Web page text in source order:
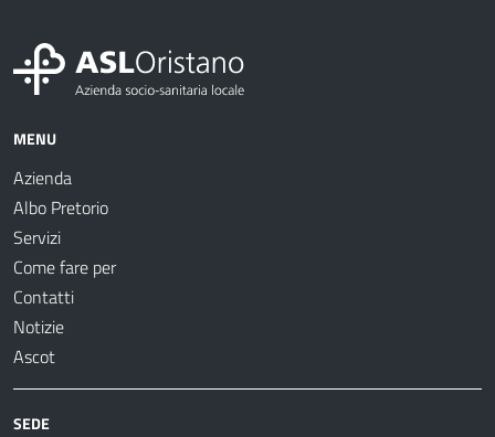
MENU
Azienda
Albo Pretorio
Servizi
Come fare per
Contatti
Notizie
Ascot
SEDE